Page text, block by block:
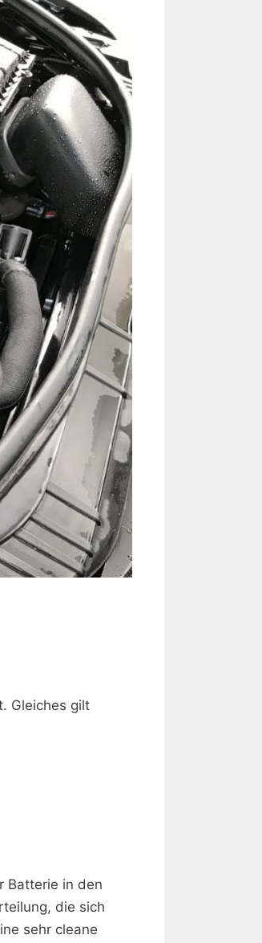
Gleiches gilt
Batterie in den
die sich
sehr cleane